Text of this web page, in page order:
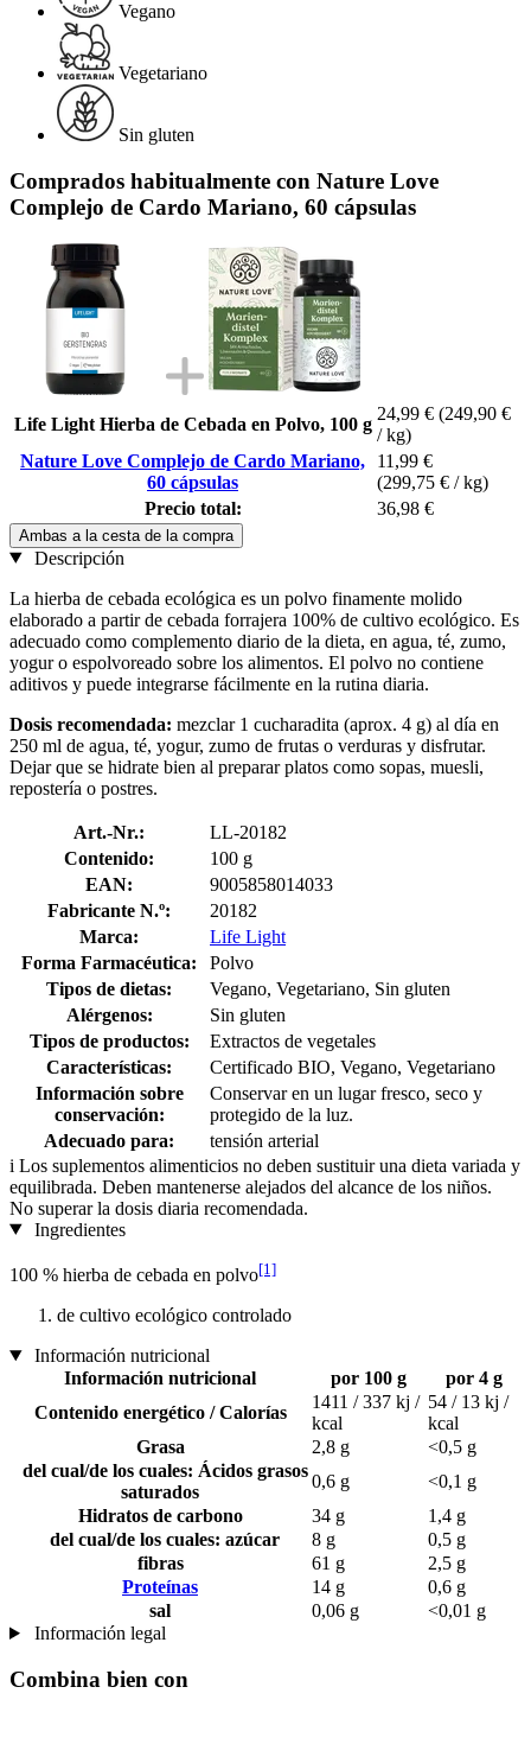
Vegano
Vegetariano
Sin gluten
Comprados habitualmente con Nature Love
Complejo de Cardo Mariano, 60 cápsulas
Life Light Hierba de Cebada en Polvo, 100 g
24,99 € (249,90 €
/ kg)
Nature Love Complejo de Cardo Mariano,
60 cápsulas
11,99 €
(299,75 € / kg)
Precio total:
36,98 €
Ambas a la cesta de la compra
Descripción
La hierba de cebada ecológica es un polvo finamente molido
elaborado a partir de cebada forrajera 100% de cultivo ecológico. Es
adecuado como complemento diario de la dieta, en agua, té, zumo,
yogur o espolvoreado sobre los alimentos. El polvo no contiene
aditivos y puede integrarse fácilmente en la rutina diaria.
Dosis recomendada: mezclar 1 cucharadita (aprox. 4 g) al día en
250 ml de agua, té, yogur, zumo de frutas o verduras y disfrutar.
Dejar que se hidrate bien al preparar platos como sopas, muesli,
repostería o postres.
Art.-Nr.:
LL-20182
Contenido:
100 g
EAN:
9005858014033
Fabricante N.º:
20182
Marca:
Life Light
Forma Farmacéutica:
Polvo
Tipos de dietas:
Vegano, Vegetariano, Sin gluten
Alérgenos:
Sin gluten
Tipos de productos:
Extractos de vegetales
Características:
Certificado BIO, Vegano, Vegetariano
Información sobre
conservación:
Conservar en un lugar fresco, seco y
protegido de la luz.
Adecuado para:
tensión arterial
i Los suplementos alimenticios no deben sustituir una dieta variada y
equilibrada. Deben mantenerse alejados del alcance de los niños.
No superar la dosis diaria recomendada.
Ingredientes
100 % hierba de cebada en polvo[1]
de cultivo ecológico controlado
Información nutricional
Información nutricional
por 100 g
por 4 g
Contenido energético / Calorías
1411 / 337 kj /
kcal
54 / 13 kj /
kcal
Grasa
2,8 g
<0,5 g
del cual/de los cuales: Ácidos grasos
saturados
0,6 g
<0,1 g
Hidratos de carbono
34 g
1,4 g
del cual/de los cuales: azúcar
8 g
0,5 g
fibras
61 g
2,5 g
Proteínas
14 g
0,6 g
sal
0,06 g
<0,01 g
Información legal
Combina bien con